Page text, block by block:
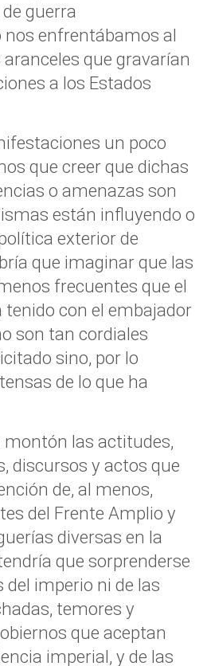
guerra
enfrentábamos al
que gravarían
a los Estados
un poco
que creer que dichas
o amenazas son
están influyendo o
exterior de
que imaginar que las
frecuentes que el
tenido con el embajador
son tan cordiales
sino, por lo
de lo que ha
montón las actitudes,
discursos y actos que
de, al menos,
del Frente Amplio y
diversas en la
que sorprenderse
del imperio ni de las
temores y
que aceptan
imperial, y de las